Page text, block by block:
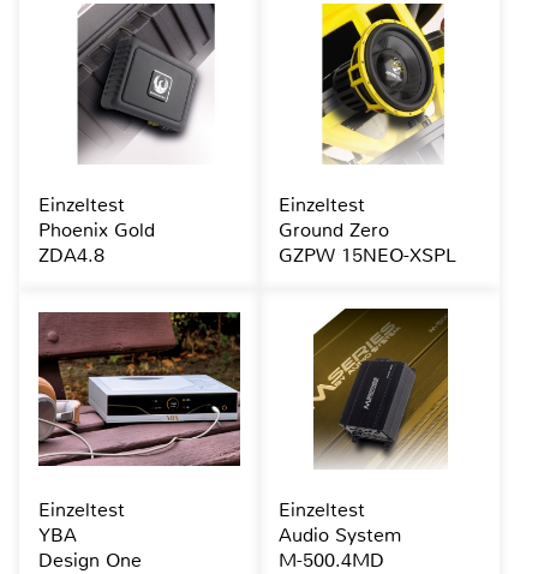
Einzeltest
Phoenix Gold
ZDA4.8
Einzeltest
Ground Zero
GZPW 15NEO-XSPL
Einzeltest
YBA
Design One
Einzeltest
Audio System
M-500.4MD